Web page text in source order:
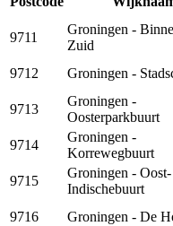
9711
Groningen -
Zuid
9712
Groningen -
9713
Groningen -
Oosterparkbuurt
9714
Groningen -
Korrewegbuurt
9715
Groningen - Oost-
Indischebuurt
9716
Groningen - De